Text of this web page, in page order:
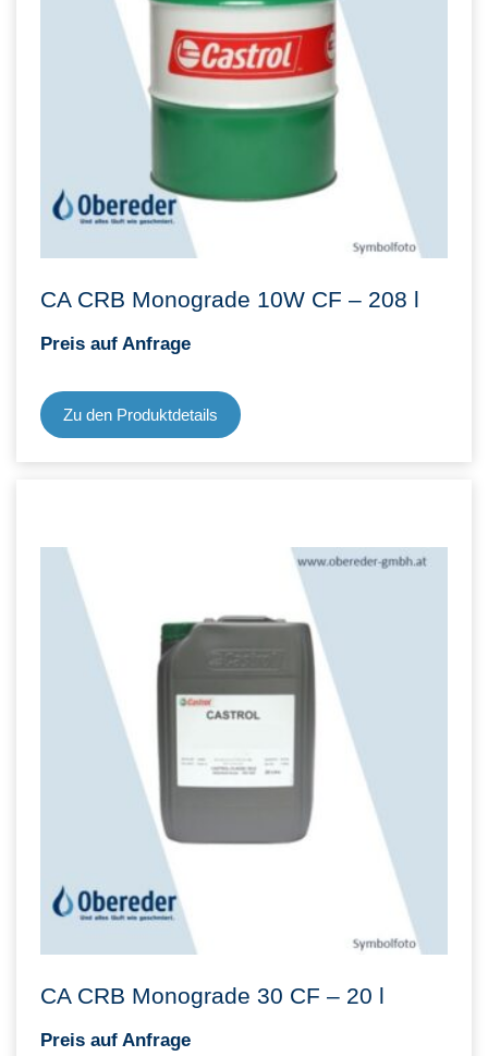
CA CRB Monograde 10W CF – 208 l
Preis auf Anfrage
Zu den Produktdetails
CA CRB Monograde 30 CF – 20 l
Preis auf Anfrage